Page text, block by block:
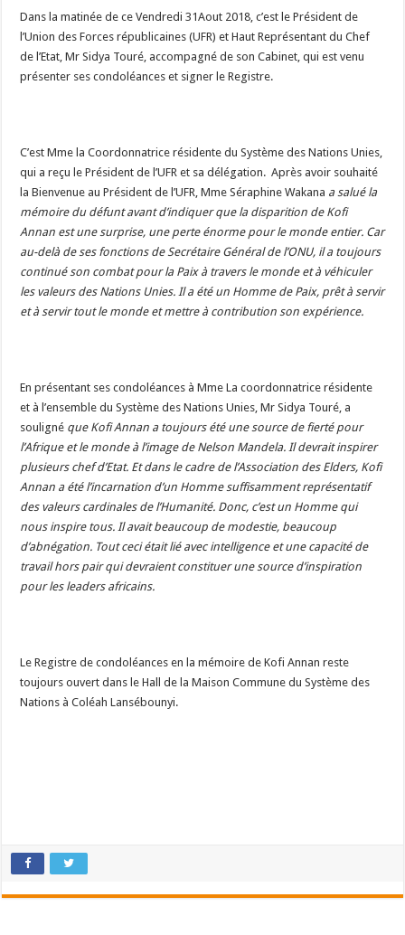
Dans la matinée de ce Vendredi 31Aout 2018, c’est le Président de
l’Union des Forces républicaines (UFR) et Haut Représentant du Chef
de l’Etat, Mr Sidya Touré, accompagné de son Cabinet, qui est venu
présenter ses condoléances et signer le Registre.
C’est Mme la Coordonnatrice résidente du Système des Nations Unies,
qui a reçu le Président de l’UFR et sa délégation. Après avoir souhaité
la Bienvenue au Président de l’UFR, Mme Séraphine Wakana a salué la
mémoire du défunt avant d’indiquer que la disparition de Kofi
Annan est une surprise, une perte énorme pour le monde entier. Car
au-delà de ses fonctions de Secrétaire Général de l’ONU, il a toujours
continué son combat pour la Paix à travers le monde et à véhiculer
les valeurs des Nations Unies. Il a été un Homme de Paix, prêt à servir
et à servir tout le monde et mettre à contribution son expérience.
En présentant ses condoléances à Mme La coordonnatrice résidente
et à l’ensemble du Système des Nations Unies, Mr Sidya Touré, a
souligné que Kofi Annan a toujours été une source de fierté pour
l’Afrique et le monde à l’image de Nelson Mandela. Il devrait inspirer
plusieurs chef d’Etat. Et dans le cadre de l’Association des Elders, Kofi
Annan a été l’incarnation d’un Homme suffisamment représentatif
des valeurs cardinales de l’Humanité. Donc, c’est un Homme qui
nous inspire tous. Il avait beaucoup de modestie, beaucoup
d’abnégation. Tout ceci était lié avec intelligence et une capacité de
travail hors pair qui devraient constituer une source d’inspiration
pour les leaders africains.
Le Registre de condoléances en la mémoire de Kofi Annan reste
toujours ouvert dans le Hall de la Maison Commune du Système des
Nations à Coléah Lansébounyi.